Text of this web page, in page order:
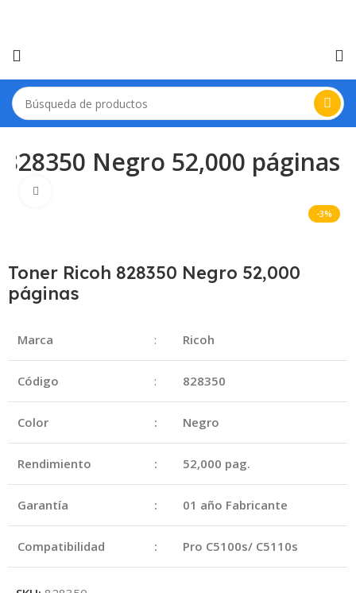
Negro 52,000 páginas
-3%
Toner Ricoh 828350 Negro 52,000
páginas
Marca : Ricoh
Código : 828350
Color : Negro
Rendimiento : 52,000 pag.
Garantía : 01 año Fabricante
Compatibilidad : Pro C5100s/ C5110s